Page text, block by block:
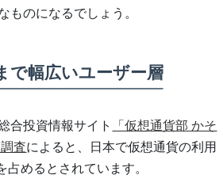
ものになるでしょう。
で幅広いユーザー層
合投資情報サイト
「仮想通貨部 かそ
査によると、日本で仮想通貨の利用
めるとされています。